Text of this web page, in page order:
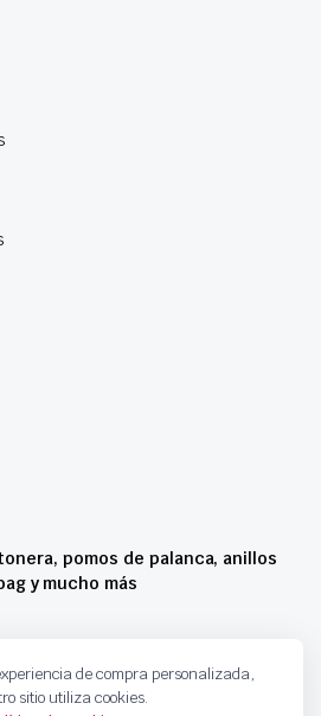
pomos de palanca, anillos
y mucho más
Todos los derechos reservados
de compra personalizada,
sitio utiliza cookies.